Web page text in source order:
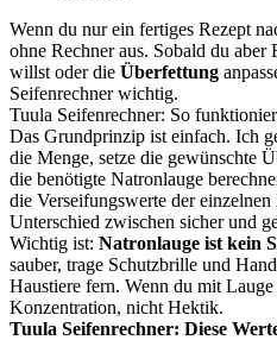
Wenn du nur ein fertiges Rezept
ohne Rechner aus. Sobald du aber
willst oder die Überfettung
Seifenrechner wichtig.
Tuula Seifenrechner: So
Das Grundprinzip ist einfach. Ich
die Menge, setze die gewünschte
die benötigte Natronlauge
die Verseifungswerte der einzelnen
Unterschied zwischen sicher und
Wichtig ist: Natronlauge ist kein
sauber, trage Schutzbrille und
Haustiere fern. Wenn du mit Lauge
Konzentration, nicht Hektik.
Tuula Seifenrechner: Diese